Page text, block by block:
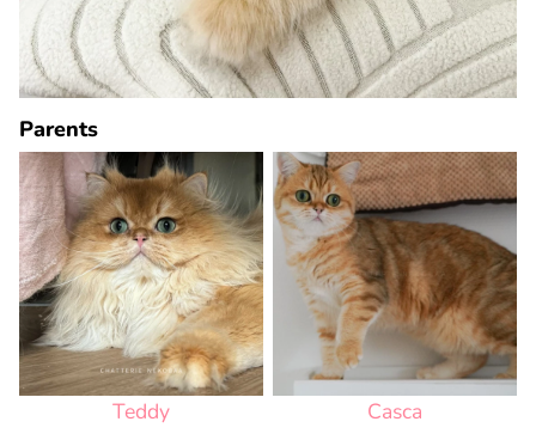
Parents
Teddy
Casca